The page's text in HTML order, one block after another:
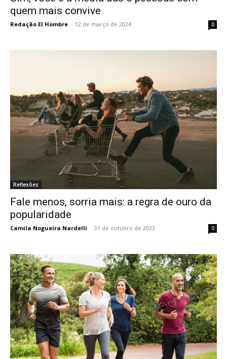
quem mais convive
Redação El Hombre - 12 de março de 2024 0
Reflexões
Fale menos, sorria mais: a regra de ouro da
popularidade
Camila Nogueira Nardelli - 31 de outubro de 2023 0